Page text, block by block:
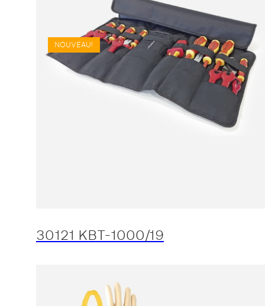
NOUVEAU!
30121 KBT-1000/19